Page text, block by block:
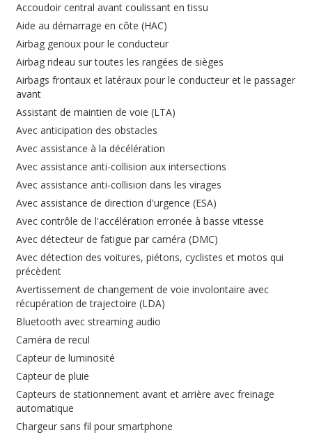
Accoudoir central avant coulissant en tissu
Aide au démarrage en côte (HAC)
Airbag genoux pour le conducteur
Airbag rideau sur toutes les rangées de sièges
Airbags frontaux et latéraux pour le conducteur et le passager
avant
Assistant de maintien de voie (LTA)
Avec anticipation des obstacles
Avec assistance à la décélération
Avec assistance anti-collision aux intersections
Avec assistance anti-collision dans les virages
Avec assistance de direction d'urgence (ESA)
Avec contrôle de l'accélération erronée à basse vitesse
Avec détecteur de fatigue par caméra (DMC)
Avec détection des voitures, piétons, cyclistes et motos qui
précèdent
Avertissement de changement de voie involontaire avec
récupération de trajectoire (LDA)
Bluetooth avec streaming audio
Caméra de recul
Capteur de luminosité
Capteur de pluie
Capteurs de stationnement avant et arrière avec freinage
automatique
Chargeur sans fil pour smartphone